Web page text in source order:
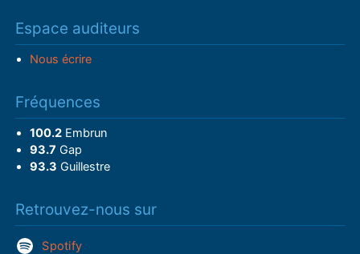
Espace auditeurs
Nous écrire
Fréquences
100.2Embrun
93.7 Gap
93.3 Guillestre
Retrouvez-nous sur
Spotify